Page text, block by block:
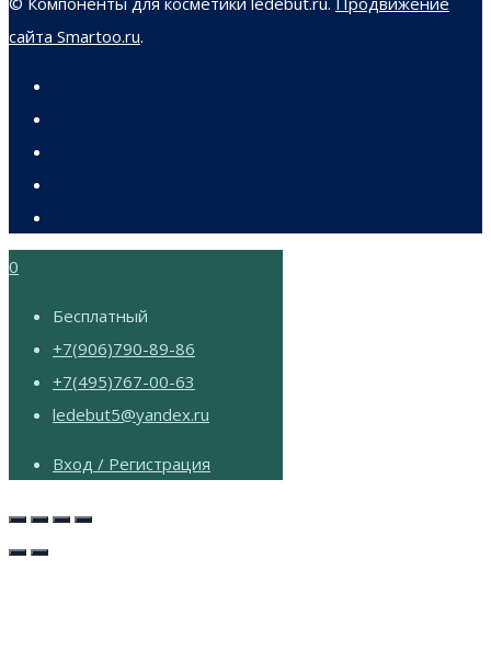
сайта Smartoo.ru.
0
Бесплатный
+7(906)790-89-86
+7(495)767-00-63
ledebut5@yandex.ru
Вход / Регистрация